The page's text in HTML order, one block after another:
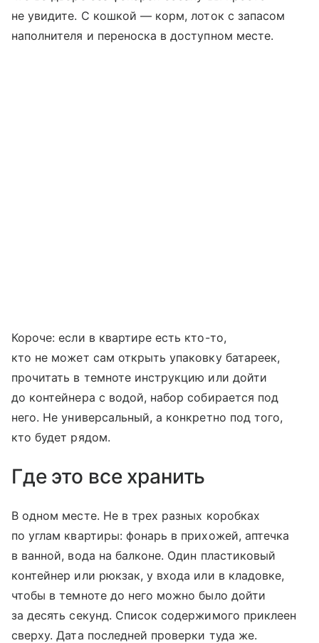
не увидите. С кошкой — корм, лоток с запасом
наполнителя и переноска в доступном месте.
Короче: если в квартире есть кто-то,
кто не может сам открыть упаковку батареек,
прочитать в темноте инструкцию или дойти
до контейнера с водой, набор собирается под
него. Не универсальный, а конкретно под того,
кто будет рядом.
Где это все хранить
В одном месте. Не в трех разных коробках
по углам квартиры: фонарь в прихожей, аптечка
в ванной, вода на балконе. Один пластиковый
контейнер или рюкзак, у входа или в кладовке,
чтобы в темноте до него можно было дойти
за десять секунд. Список содержимого приклеен
сверху. Дата последней проверки туда же.